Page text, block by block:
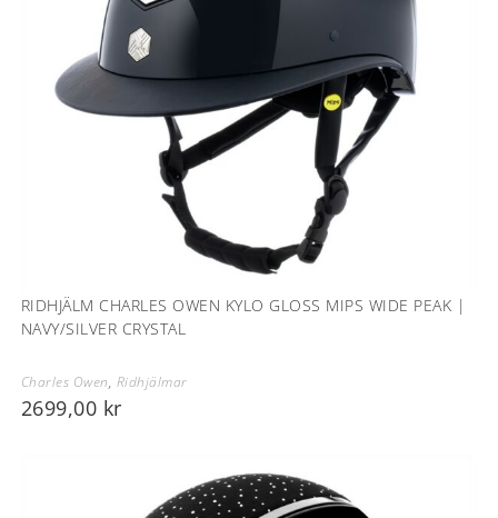
RIDHJÄLM CHARLES OWEN KYLO GLOSS MIPS WIDE PEAK |
NAVY/SILVER CRYSTAL
Charles Owen, Ridhjälmar
2699,00 kr